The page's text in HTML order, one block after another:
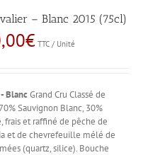
– Blanc 2015 (75cl)
€ TTC / Unité
Blanc Grand Cru Classé de
Sauvignon Blanc, 30%
frais et raffiné de pêche de
et de chevrefeuille mélé de
(quartz, silice). Bouche